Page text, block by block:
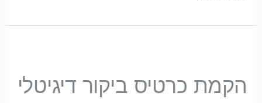
הקמת כרטיס ביקור דיגיטלי